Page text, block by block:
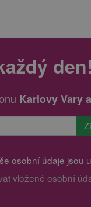
den!
Karlovy Vary
osobní údaje jsou
vložené osobní